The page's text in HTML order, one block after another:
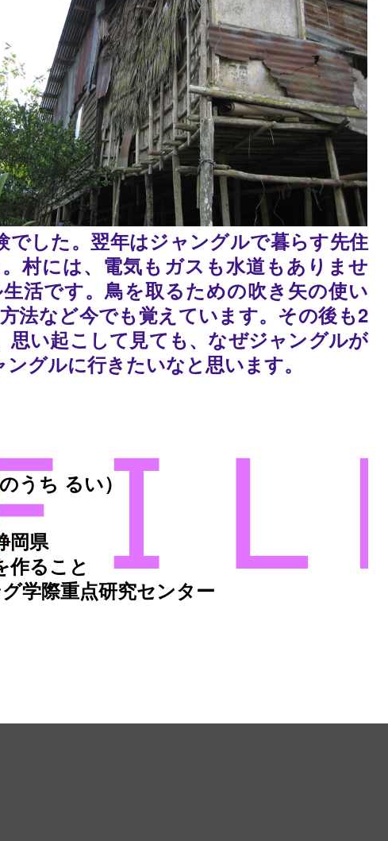
した。翌年はジャングルで暮らす先住
村には、電気もガスも水道もありませ
活です。鳥を取るための吹き矢の使い
法など今でも覚えています。その後も2
い起こして見ても、なぜジャングルが
グルに行きたいなと思います。
うち るい）
岡県
作ること
学際重点研究センター